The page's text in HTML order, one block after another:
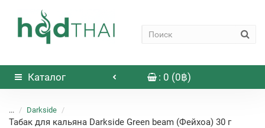
Каталог : 0 (0฿)
... Darkside
Табак для кальяна Darkside Green beam (Фейхоа) 30 г